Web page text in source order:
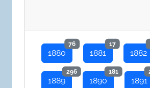
1880
76
1881
17
1882
1889
296
1890
181
1891